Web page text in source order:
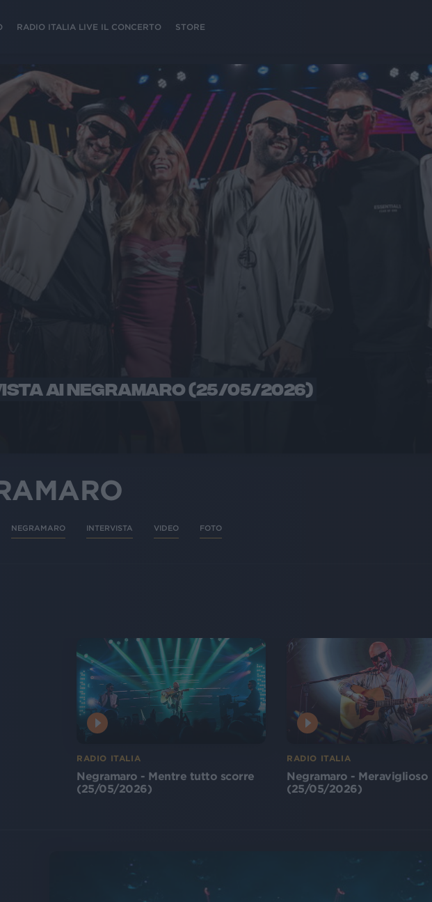
RADIO ITALIA LIVE IL CONCERTO STORE
AI NEGRAMARO (25/05/2026)
NEGRAMARO INTERVISTA VIDEO FOTO
RADIO ITALIA
Negramaro - Mentre tutto scorre
(25/05/2026)
RADIO ITALIA
Negramaro - Meraviglioso
(25/05/2026)